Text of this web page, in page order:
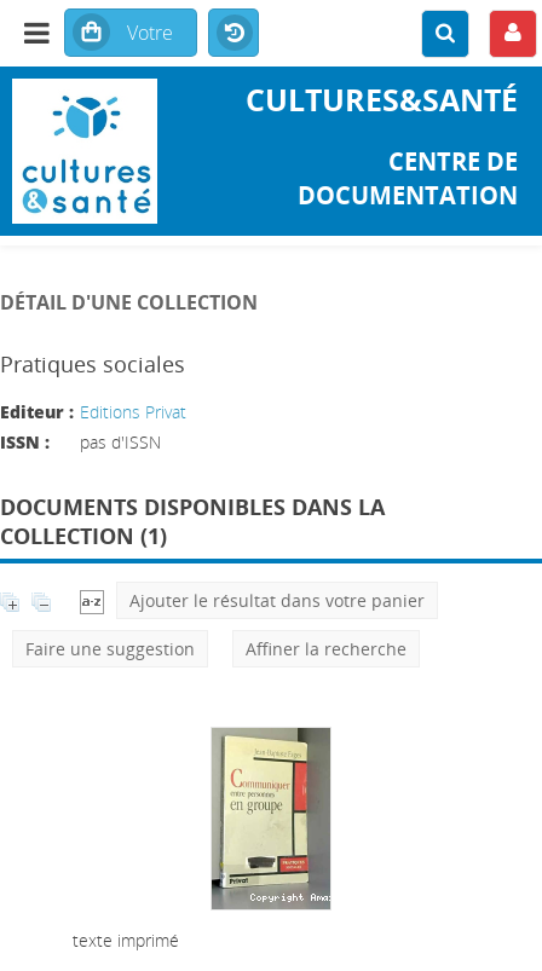
CULTURES&SANTÉ
CENTRE DE
DOCUMENTATION
DÉTAIL D'UNE COLLECTION
Pratiques sociales
Editeur : Editions Privat
ISSN :
pas d'ISSN
DOCUMENTS DISPONIBLES DANS LA
COLLECTION (1)
Ajouter le résultat dans votre panier
Faire une suggestion Affiner la recherche
texte imprimé